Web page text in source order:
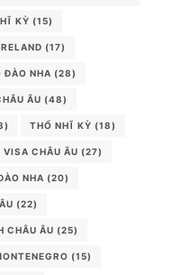
KỲ (15)
(17)
ĐÀO NHA (28)
ÂU (48)
THỔ NHĨ KỲ (18)
VISA CHÂU ÂU (27)
NHA (20)
(22)
CHÂU ÂU (25)
(15)